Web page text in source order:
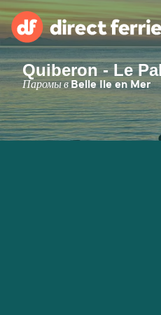
Операторы
Страны
Quiberon - Le
Паромы вBelle Ile en Mer